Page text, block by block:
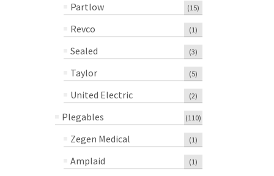
Partlow (15)
Revco (1)
Sealed (3)
Taylor (5)
United Electric (2)
Plegables (110)
Zegen Medical (1)
Amplaid (1)